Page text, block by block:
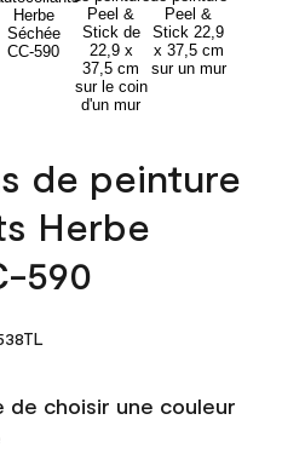
de peinture
Herbe
590
choisir une couleur